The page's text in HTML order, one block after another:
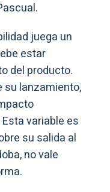
juega un
estar
del producto.
su lanzamiento,
variable es
su salida al
no vale